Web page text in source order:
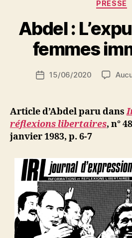
PRESSE
Abdel :
femmes
de
Date15/06/2020
Article d’Abdel paru dans
réflexions libertaires, n°
janvier 1983, p. 6-7